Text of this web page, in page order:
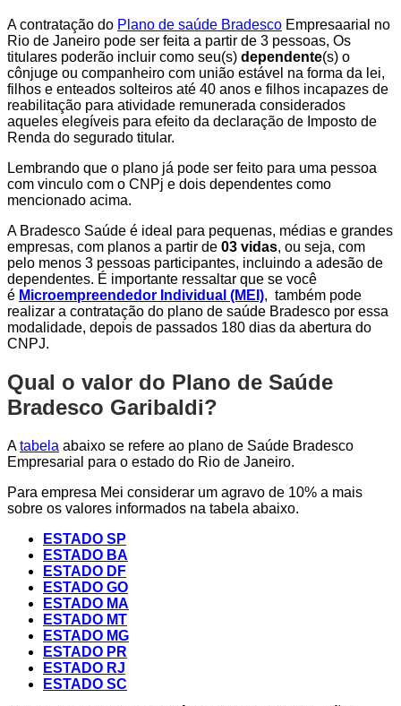
A contratação do Plano de saúde Bradesco Empresaarial no
Rio de Janeiro pode ser feita a partir de 3 pessoas, Os
titulares poderão incluir como seu(s) dependente(s) o
cônjuge ou companheiro com união estável na forma da lei,
filhos e enteados solteiros até 40 anos e filhos incapazes de
reabilitação para atividade remunerada considerados
aqueles elegíveis para efeito da declaração de Imposto de
Renda do segurado titular.
Lembrando que o plano já pode ser feito para uma pessoa
com vinculo com o CNPj e dois dependentes como
mencionado acima.
A Bradesco Saúde é ideal para pequenas, médias e grandes
empresas, com planos a partir de 03 vidas, ou seja, com
pelo menos 3 pessoas participantes, incluindo a adesão de
dependentes. É importante ressaltar que se você
é Microempreendedor Individual (MEI), também pode
realizar a contratação do plano de saúde Bradesco por essa
modalidade, depois de passados 180 dias da abertura do
CNPJ.
Qual o valor do Plano de Saúde
Bradesco Garibaldi?
Atabela abaixo se refere ao plano de Saúde Bradesco
Empresarial para o estado do Rio de Janeiro.
Para empresa Mei considerar um agravo de 10% a mais
sobre os valores informados na tabela abaixo.
ESTADO SP
ESTADO BA
ESTADO DF
ESTADO GO
ESTADO MA
ESTADO MT
ESTADO MG
ESTADO PR
ESTADO RJ
ESTADO SC